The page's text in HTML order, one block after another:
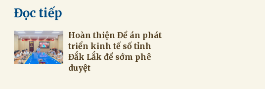
Đọc tiếp
Hoàn thiện Đề án phát
triển kinh tế số tỉnh
Đắk Lắk để sớm phê
duyệt
Gửi